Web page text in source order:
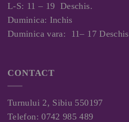
L-S: 11 – 19 Deschis.
Duminica: Inchis
Duminica vara: 11– 17 Deschis
CONTACT
Turnului 2, Sibiu 550197
Telefon:0742 985 489